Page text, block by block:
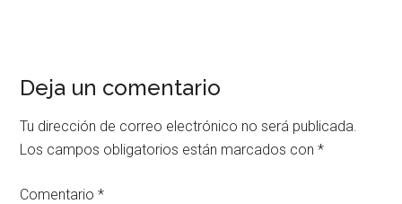
Deja un comentario
Tu dirección de correo electrónico no será publicada.
Los campos obligatorios están marcados con*
Comentario*